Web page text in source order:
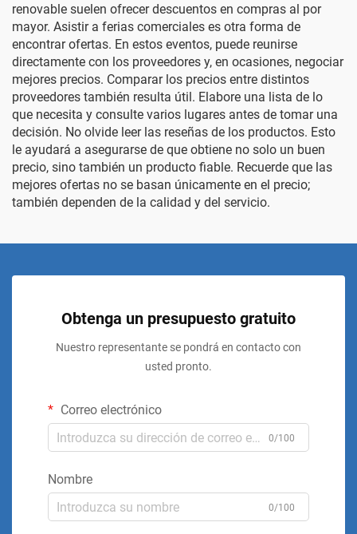
renovable suelen ofrecer descuentos en compras al por
mayor. Asistir a ferias comerciales es otra forma de
encontrar ofertas. En estos eventos, puede reunirse
directamente con los proveedores y, en ocasiones, negociar
mejores precios. Comparar los precios entre distintos
proveedores también resulta útil. Elabore una lista de lo
que necesita y consulte varios lugares antes de tomar una
decisión. No olvide leer las reseñas de los productos. Esto
le ayudará a asegurarse de que obtiene no solo un buen
precio, sino también un producto fiable. Recuerde que las
mejores ofertas no se basan únicamente en el precio;
también dependen de la calidad y del servicio.
Obtenga un presupuesto gratuito
Nuestro representante se pondrá en contacto con
usted pronto.
Correo electrónico
0/100
Nombre
0/100